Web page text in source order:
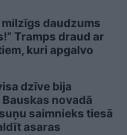
milzīgs daudzums
Tramps draud ar
kuri apgalvo
dzīve bija
Bauskas novadā
saimnieks tiesā
asaras